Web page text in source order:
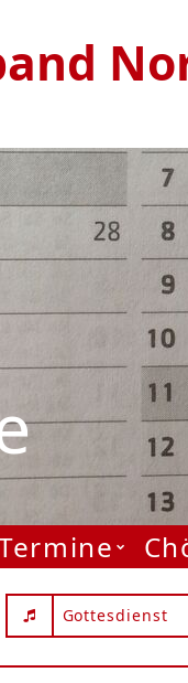
Gottesdienst